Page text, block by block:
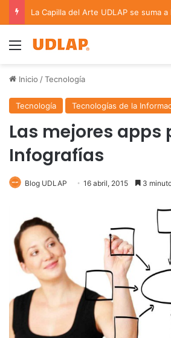
Menu
Inicio /Tecnología
Tecnología Tecnologías de la
Las mejores apps
Infografías
Blog UDLAP 16 abril, 2015 3